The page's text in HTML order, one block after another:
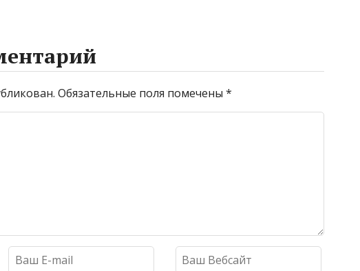
Обязательные поля помечены *